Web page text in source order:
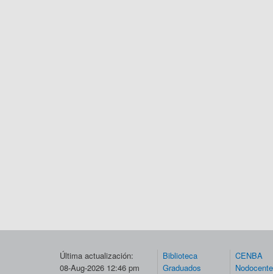
Última actualización:
08-Aug-2026 12:46 pm
Biblioteca
Graduados
CENBA